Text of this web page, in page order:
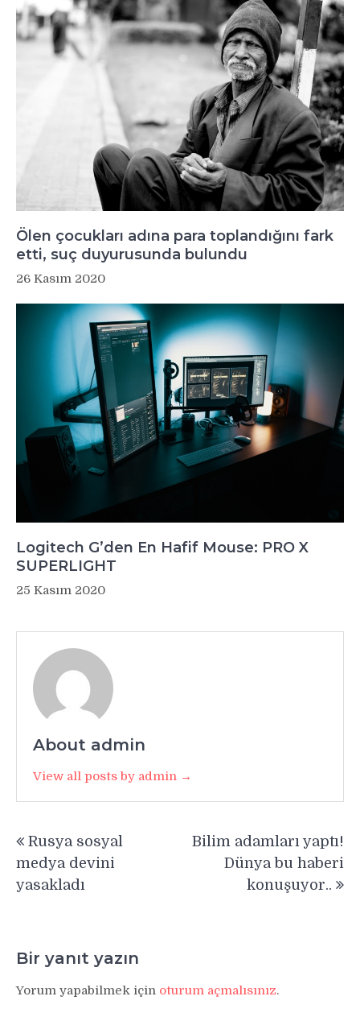
Ölen çocukları adına para toplandığını fark
etti, suç duyurusunda bulundu
26 Kasım 2020
Logitech G’den En Hafif Mouse: PRO X
SUPERLIGHT
25 Kasım 2020
About admin
View all posts by admin →
gezinmesi
Rusya sosyal
medya devini
yasakladı
Bilim adamları yaptı!
Dünya bu haberi
konuşuyor..
Bir yanıt yazın
Yorum yapabilmek için oturum açmalısınız.